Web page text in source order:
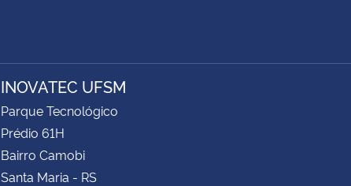
INOVATEC UFSM
Parque Tecnológico
Prédio 61H
Bairro Camobi
Santa Maria - RS